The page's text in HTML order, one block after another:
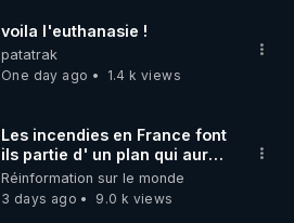
voila l'euthanasie !
patatrak
One day ago
1.4 k views
Les incendies en France font
ils partie d' un plan qui aurait
débuté le 11 septembre 2001
?
Réinformation sur le monde
3 days ago
9.0 k views